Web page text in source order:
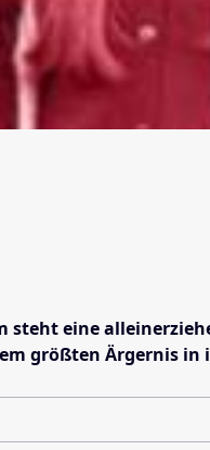
eine
größten Ärgernis in